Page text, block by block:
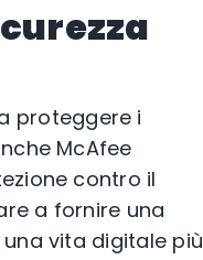
proteggere i
McAfee
contro il
a fornire una
vita digitale più